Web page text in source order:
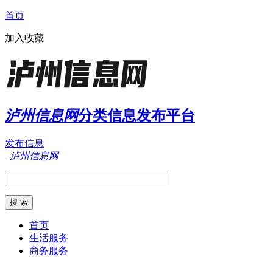
首页
加入收藏
泸州信息网分类信息发布平台
发布信息
泸州信息网
首页
生活服务
商务服务